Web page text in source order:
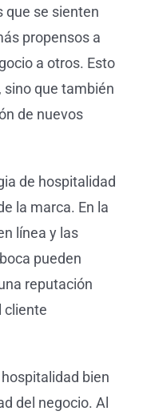
que se sienten
propensos a
a otros. Esto
sino que también
de nuevos
de hospitalidad
la marca. En la
línea y las
pueden
reputación
cliente
bien
del negocio. Al